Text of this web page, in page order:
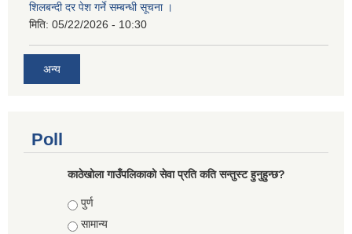
शिलबन्दी दर पेश गर्ने सम्बन्धी सूचना ।
मिति: 05/22/2026 - 10:30
अन्य
Poll
काठेखोला गाउँपलिकाको सेवा प्रति कति सन्तुस्ट हुनुहुन्छ?
Choices
पुर्ण
सामान्य